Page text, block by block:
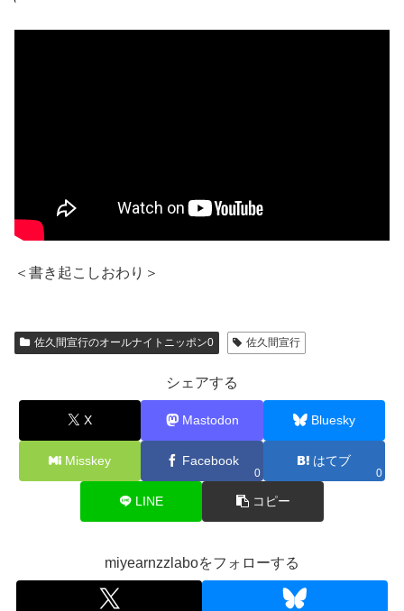
＜書き起こしおわり＞
佐久間宣行のオールナイトニッポン0 佐久間宣行
シェアする
X Mastodon Bluesky
Misskey Facebook
0
はてブ
0
LINE コピー
miyearnzzlaboをフォローする